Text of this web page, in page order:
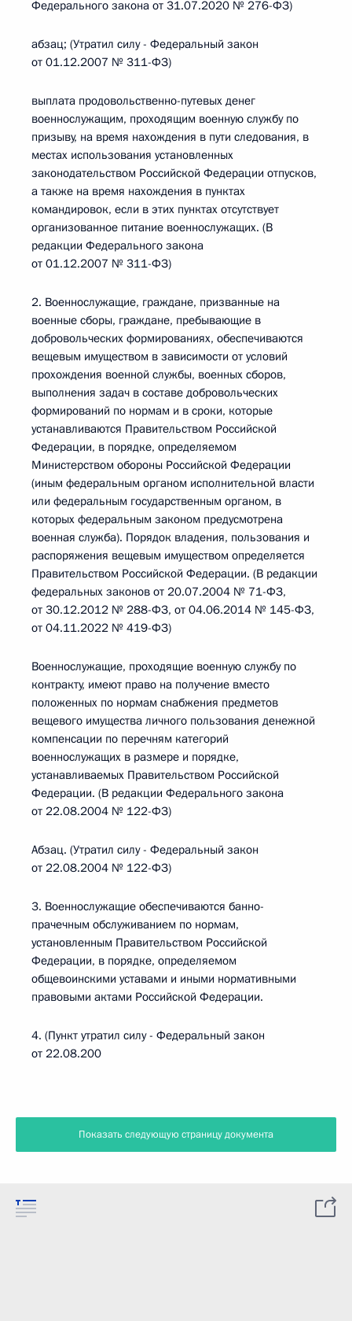
Федерального закона от 31.07.2020 № 276-ФЗ)
абзац; (Утратил силу - Федеральный закон
от 01.12.2007 № 311-ФЗ)
выплата продовольственно-путевых денег
военнослужащим, проходящим военную службу по
призыву, на время нахождения в пути следования, в
местах использования установленных
законодательством Российской Федерации отпусков,
а также на время нахождения в пунктах
командировок, если в этих пунктах отсутствует
организованное питание военнослужащих. (В
редакции Федерального закона
от 01.12.2007 № 311-ФЗ)
2. Военнослужащие, граждане, призванные на
военные сборы, граждане, пребывающие в
добровольческих формированиях, обеспечиваются
вещевым имуществом в зависимости от условий
прохождения военной службы, военных сборов,
выполнения задач в составе добровольческих
формирований по нормам и в сроки, которые
устанавливаются Правительством Российской
Федерации, в порядке, определяемом
Министерством обороны Российской Федерации
(иным федеральным органом исполнительной власти
или федеральным государственным органом, в
которых федеральным законом предусмотрена
военная служба). Порядок владения, пользования и
распоряжения вещевым имуществом определяется
Правительством Российской Федерации. (В редакции
федеральных законов от 20.07.2004 № 71-ФЗ,
от 30.12.2012 № 288-ФЗ, от 04.06.2014 № 145-ФЗ,
от 04.11.2022 № 419-ФЗ)
Военнослужащие, проходящие военную службу по
контракту, имеют право на получение вместо
положенных по нормам снабжения предметов
вещевого имущества личного пользования денежной
компенсации по перечням категорий
военнослужащих в размере и порядке,
устанавливаемых Правительством Российской
Федерации. (В редакции Федерального закона
от 22.08.2004 № 122-ФЗ)
Абзац. (Утратил силу - Федеральный закон
от 22.08.2004 № 122-ФЗ)
3. Военнослужащие обеспечиваются банно-
прачечным обслуживанием по нормам,
установленным Правительством Российской
Федерации, в порядке, определяемом
общевоинскими уставами и иными нормативными
правовыми актами Российской Федерации.
4. (Пункт утратил силу - Федеральный закон
от 22.08.200
Показать следующую страницу документа